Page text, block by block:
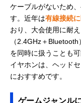
ケーブルがないため
す。近年は有線接続
おり、大会使用に耐
（2.4GHz＋
を同時に扱うことも
イヤホンは、ヘッド
におすすめです。
ゲームジャンル